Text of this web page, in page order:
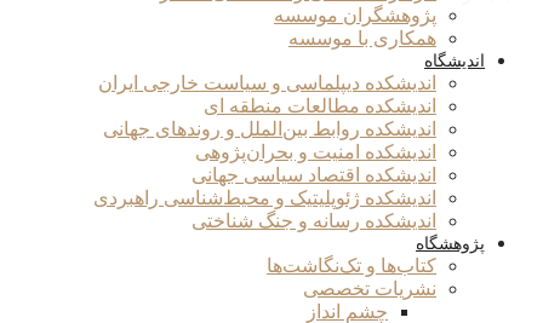
پژوهشگران موسسه
همکاری با موسسه
اندیشگاه
اندیشکده دیپلماسی و سیاست خارجی ایران
اندیشکده مطالعات منطقه ای
اندیشکده روابط بین‌الملل و روندهای جهانی
اندیشکده امنیت و بحران‌پژوهی
اندیشکده اقتصاد سیاسی جهانی
اندیشکده ژئوپلیتیک و محیط‌شناسی راهبردی
اندیشکده رسانه و جنگ شناختی
پژوهشگاه
کتاب‌ها و تک‌نگاشت‌ها
نشریات تخصصی
چشم انداز